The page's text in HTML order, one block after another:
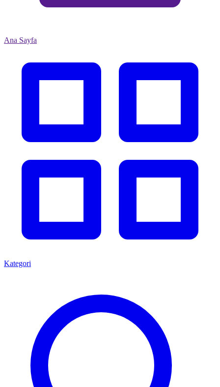
Ana Sayfa
Kategori